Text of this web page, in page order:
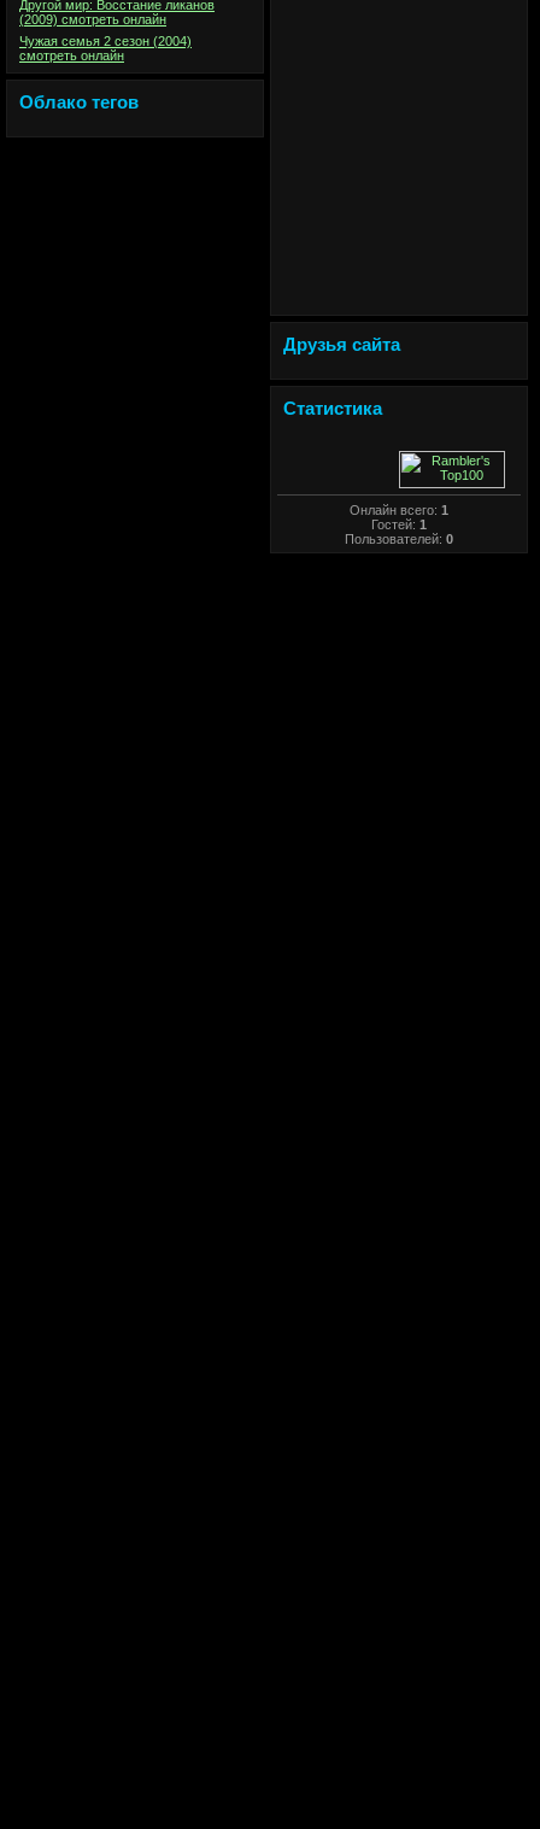
Другой мир: Восстание ликанов
(2009) смотреть онлайн
Чужая семья 2 сезон (2004)
смотреть онлайн
Облако тегов
Друзья сайта
Статистика
Онлайн всего: 1
Гостей: 1
Пользователей: 0